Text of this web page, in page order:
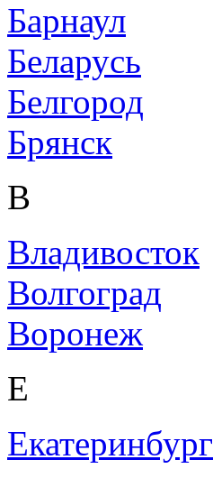
Барнаул
Беларусь
Белгород
Брянск
В
Владивосток
Волгоград
Воронеж
Е
Екатеринбург